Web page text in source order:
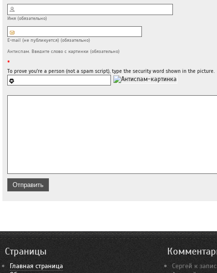
Имя (обязательно)
E-mail (не публикуется) (обязательно)
Антиспам. Введите слово с картинки (обязательно)
*
To prove you're a person (not a spam script), type the security word shown in the picture.
Страницы
Главная страница
Сергей к